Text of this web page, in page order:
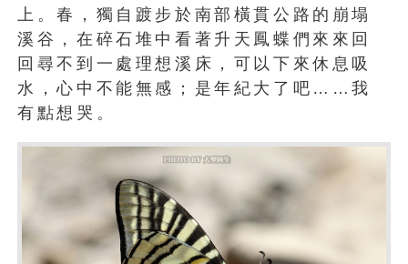
上。春，獨自踱步於南部橫貫公路的崩塌
溪谷，在碎石堆中看著升天鳳蝶們來來回
回尋不到一處理想溪床，可以下來休息吸
水，心中不能無感；是年紀大了吧……我
有點想哭。